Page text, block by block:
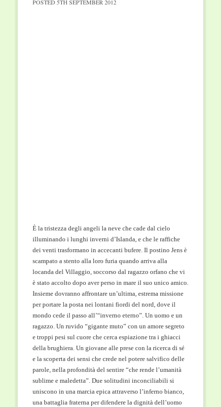
POSTED 5TH SEPTEMBER 2012
È la tristezza degli angeli la neve che cade dal cielo
illuminando i lunghi inverni d’Islanda, e che le raffiche
dei venti trasformano in accecanti bufere. Il postino Jens è
scampato a stento alla loro furia quando arriva alla
locanda del Villaggio, soccorso dal ragazzo orfano che vi
è stato accolto dopo aver perso in mare il suo unico amico.
Insieme dovranno affrontare un’ultima, estrema missione
per portare la posta nei lontani fiordi del nord, dove il
mondo cede il passo all’“inverno eterno”. Un uomo e un
ragazzo. Un ruvido “gigante muto” con un amore segreto
e troppi pesi sul cuore che cerca espiazione tra i ghiacci
della brughiera. Un giovane alle prese con la ricerca di sé
e la scoperta dei sensi che crede nel potere salvifico delle
parole, nella profondità del sentire “che rende l’umanità
sublime e maledetta”. Due solitudini inconciliabili si
uniscono in una marcia epica attraverso l’inferno bianco,
una battaglia fraterna per difendere la dignità dell’uomo